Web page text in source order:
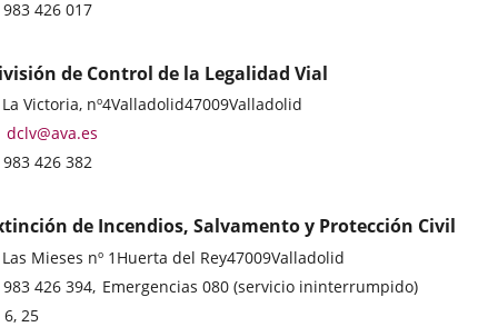
983 426 017
de Control de la Legalidad Vial
Victoria, nº4Valladolid47009Valladolid
Email
dclv@ava.es
983 426 382
de Incendios, Salvamento y Protección Civil
Mieses nº 1 Huerta del Rey47009Valladolid
983 426 394 Emergencias 080 (servicio ininterrumpido)
6, 25